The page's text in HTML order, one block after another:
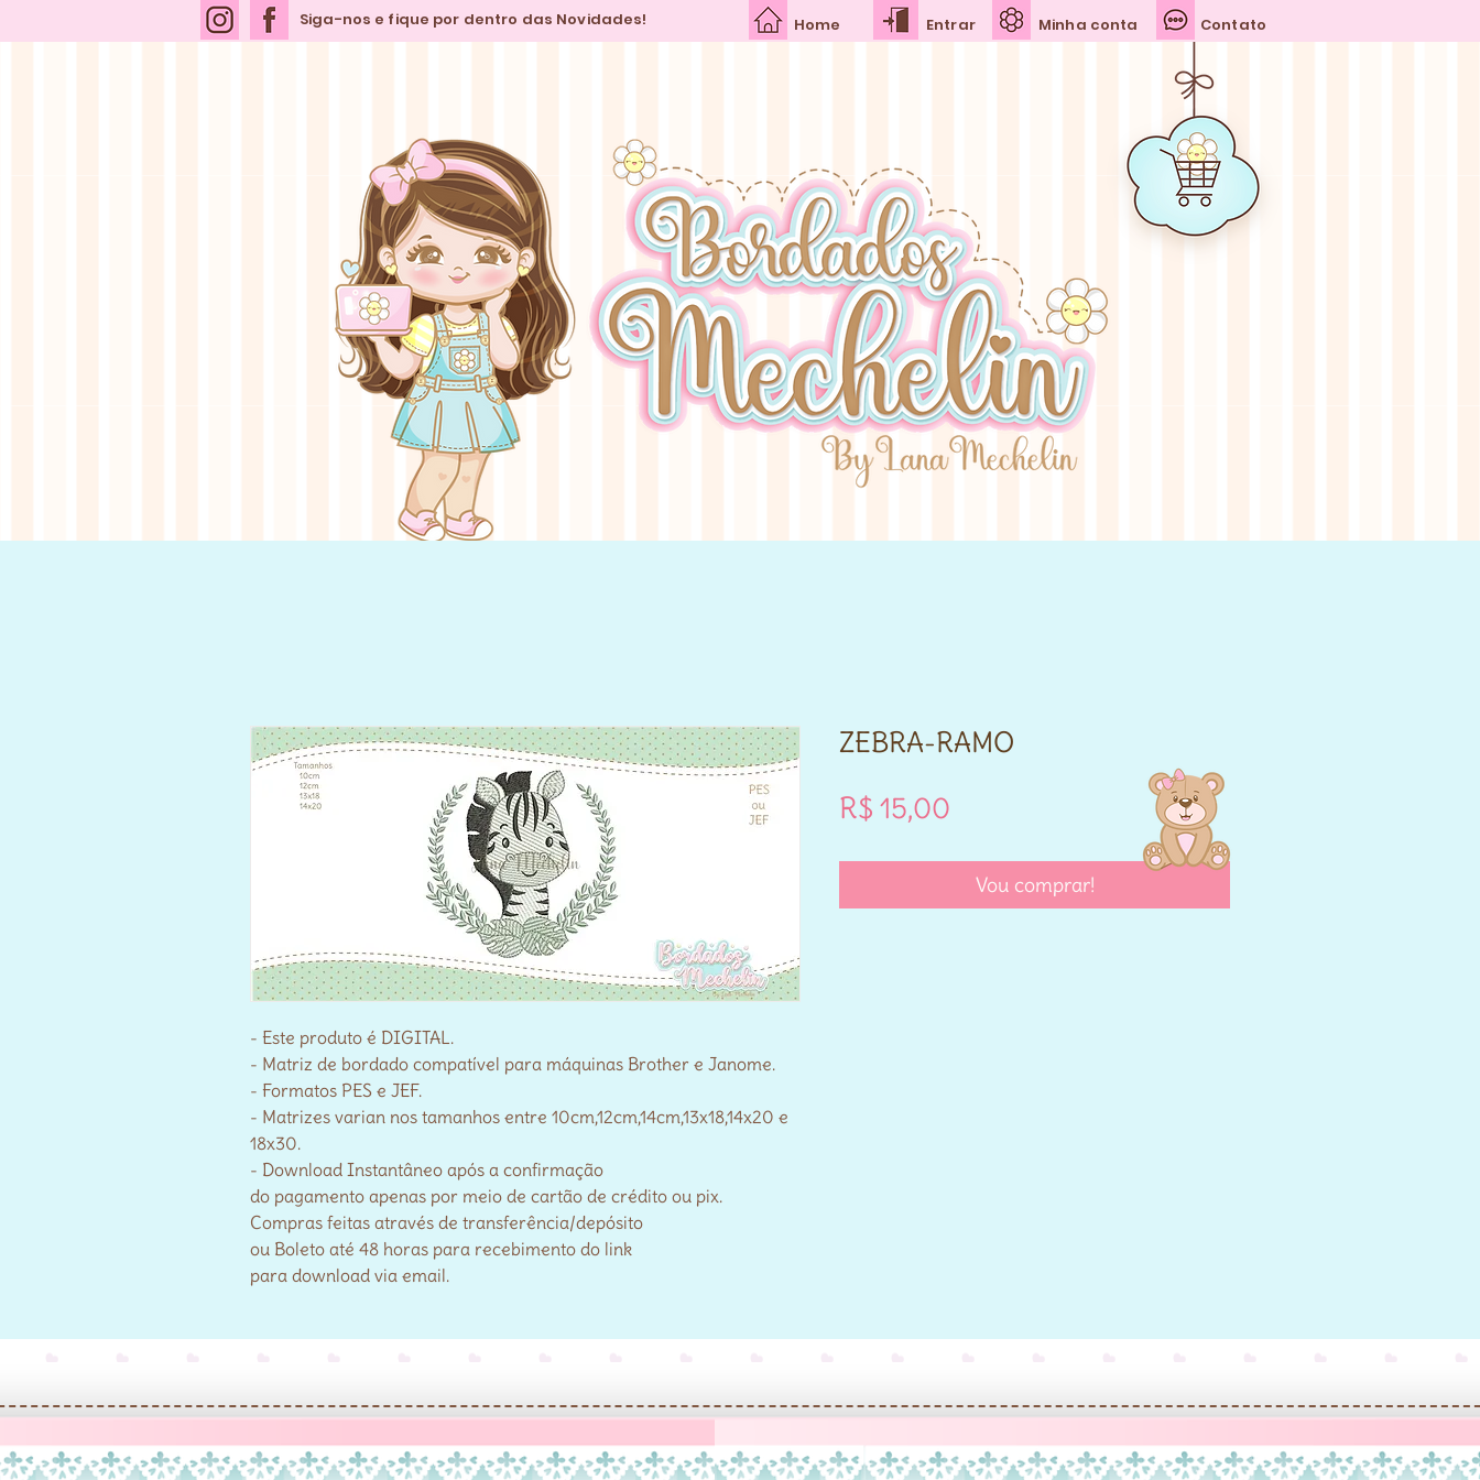
Siga-nos e fique por dentro das Novidades! Home Entrar Minha conta Contato
- Este produto é DIGITAL.
- Matriz de bordado compatível para máquinas Brother e Janome.
- Formatos PES e JEF.
- Matrizes varian nos tamanhos entre 10cm,12cm,14cm,13x18,14x20 e
18x30.
- Download Instantâneo após a confirmação
do pagamento apenas por meio de cartão de crédito ou pix.
Compras feitas através de transferência/depósito
ou Boleto até 48 horas para recebimento do link
para download via email.
ZEBRA-RAMO
R$ 15,00
Vou comprar!